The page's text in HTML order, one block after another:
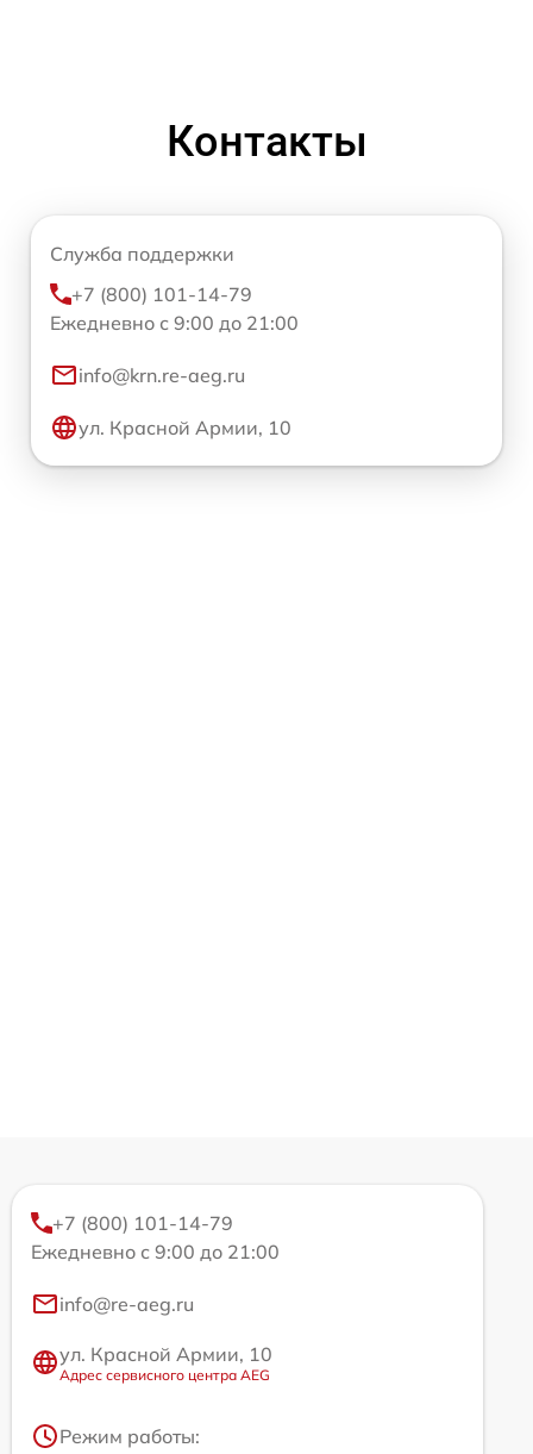
Контакты
Служба поддержки
+7 (800) 101-14-79
Ежедневно с 9:00 до 21:00
info@krn.re-aeg.ru
ул. Красной Армии, 10
+7 (800) 101-14-79
Ежедневно с 9:00 до 21:00
info@re-aeg.ru
ул. Красной Армии, 10
Адрес сервисного центра AEG
Режим работы: